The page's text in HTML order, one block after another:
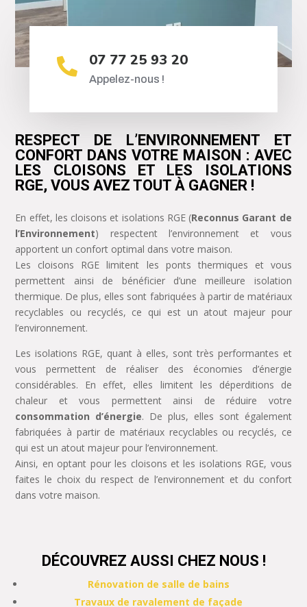
 07 77 25 93 20
Appelez-nous !
RESPECT DE L’ENVIRONNEMENT ET
CONFORT DANS VOTRE MAISON : AVEC
LES CLOISONS ET LES ISOLATIONS
RGE, VOUS AVEZ TOUT À GAGNER !
En effet, les cloisons et isolations RGE (Reconnus Garant de
l’Environnement) respectent l’environnement et vous
apportent un confort optimal dans votre maison.
Les cloisons RGE limitent les ponts thermiques et vous
permettent ainsi de bénéficier d’une meilleure isolation
thermique. De plus, elles sont fabriquées à partir de matériaux
recyclables ou recyclés, ce qui est un atout majeur pour
l’environnement.
Les isolations RGE, quant à elles, sont très performantes et
vous permettent de réaliser des économies d’énergie
considérables. En effet, elles limitent les déperditions de
chaleur et vous permettent ainsi de réduire votre
consommation d’énergie. De plus, elles sont également
fabriquées à partir de matériaux recyclables ou recyclés, ce
qui est un atout majeur pour l’environnement.
Ainsi, en optant pour les cloisons et les isolations RGE, vous
faites le choix du respect de l’environnement et du confort
dans votre maison.
DÉCOUVREZ AUSSI CHEZ NOUS !
Rénovation de salle de bains
Travaux de ravalement de façade